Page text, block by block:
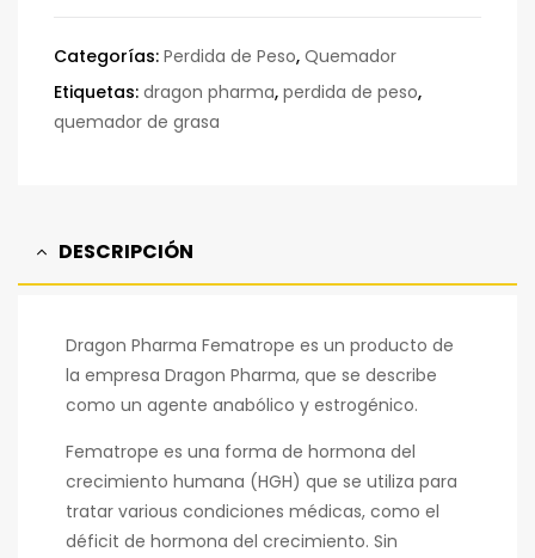
Categorías: Perdida de Peso, Quemador
Etiquetas: dragon pharma, perdida de peso,
quemador de grasa
DESCRIPCIÓN
Dragon Pharma Fematrope es un producto de
la empresa Dragon Pharma, que se describe
como un agente anabólico y estrogénico.
Fematrope es una forma de hormona del
crecimiento humana (HGH) que se utiliza para
tratar various condiciones médicas, como el
déficit de hormona del crecimiento. Sin